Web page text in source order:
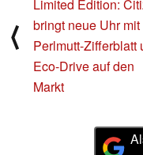
⟨
Limited Edition:
bringt neue Uhr mit
Perlmutt-Zifferblatt
Eco-Drive auf den
Markt